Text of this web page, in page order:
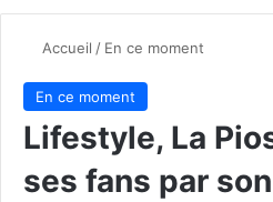
Accueil / En ce moment
En ce moment
Lifestyle, La
ses fans par son